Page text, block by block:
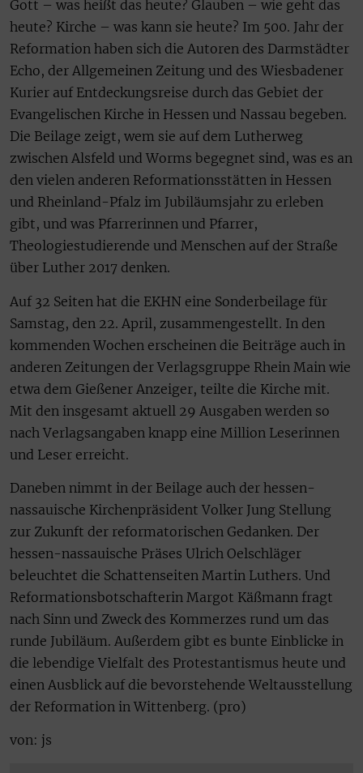
Gott – was heißt das heute? Glauben – wie geht das
heute? Kirche – was kann sie heute? Im 500. Jahr der
Reformation haben sich die Autoren des Darmstädter
Echo, der Allgemeinen Zeitung und des Wiesbadener
Kurier auf Entdeckungsreise durch das Gebiet der
Evangelischen Kirche in Hessen und Nassau begeben.
Die Beilage zeigt, wem sie auf dem Lutherweg
zwischen Alsfeld und Worms begegnet sind, was es an
den vielen anderen Reformationsstätten in Hessen
und Rheinland-Pfalz im Jubiläumsjahr zu erleben
gibt, und was Pfarrerinnen und Pfarrer,
Theologiestudierende und Menschen auf der Straße
über Luther 2017 denken.
Auf 32 Seiten hat die EKHN eine Sonderbeilage für
Samstag, den 22. April, zusammengestellt. In den
kommenden Wochen erscheinen die Beiträge auch in
anderen Zeitungen der Verlagsgruppe Rhein Main wie
etwa dem Gießener Anzeiger, teilte die Kirche mit.
Mit den insgesamt aktuell 29 Ausgaben werden so
nach Verlagsangaben knapp eine Million Leserinnen
und Leser erreicht.
Daneben nimmt in der Beilage auch der hessen-
nassauische Kirchenpräsident Volker Jung Stellung
zur Zukunft der reformatorischen Gedanken. Der
hessen-nassauische Präses Ulrich Oelschläger
beleuchtet die Schattenseiten Martin Luthers. Und
Reformationsbotschafterin Margot Käßmann fragt
nach Sinn und Zweck des Kommerzes rund um das
runde Jubiläum. Außerdem gibt es bunte Einblicke in
die lebendige Vielfalt des Protestantismus heute und
einen Ausblick auf die bevorstehende Weltausstellung
der Reformation in Wittenberg. (pro)
von: js